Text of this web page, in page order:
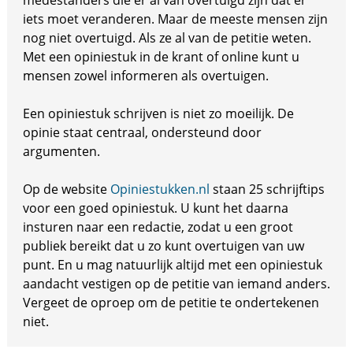
iets moet veranderen. Maar de meeste mensen zijn
nog niet overtuigd. Als ze al van de petitie weten.
Met een opiniestuk in de krant of online kunt u
mensen zowel informeren als overtuigen.
Een opiniestuk schrijven is niet zo moeilijk. De
opinie staat centraal, ondersteund door
argumenten.
Op de website Opiniestukken.nl staan 25 schrijftips
voor een goed opiniestuk. U kunt het daarna
insturen naar een redactie, zodat u een groot
publiek bereikt dat u zo kunt overtuigen van uw
punt. En u mag natuurlijk altijd met een opiniestuk
aandacht vestigen op de petitie van iemand anders.
Vergeet de oproep om de petitie te ondertekenen
niet.